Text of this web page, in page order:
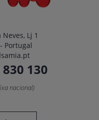
Lj 1
Portugal
130
nacional)